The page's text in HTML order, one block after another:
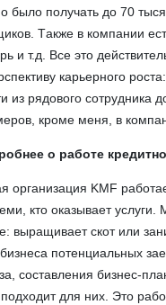
было получать до 70
Tакже в компании
и т.д. Все это
карьерного
из рядового
кроме меня, в
о работе
KMF
кто оказывает
выращивает скот или
потенциальных
составления бизнес-
подходит для них. Это